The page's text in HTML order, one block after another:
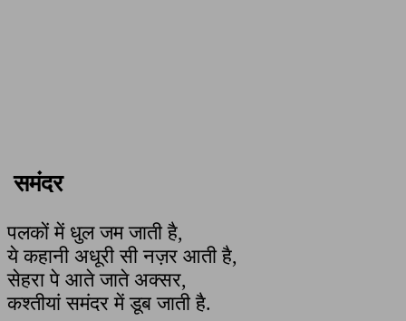
समंदर
पलकों में धुल जम जाती है,
ये कहानी अधूरी सी नज़र आती है,
सेहरा पे आते जाते अक्सर,
कश्तीयां समंदर में डूब जाती है.